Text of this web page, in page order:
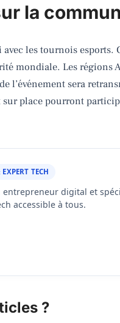
la
les tournois
mondiale. Les régions
l’événement sera
place pourront
TECH
entrepreneur digital et
accessible à tous.
?